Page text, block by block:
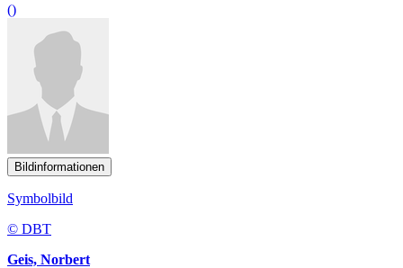
()
Bildinformationen
Symbolbild
© DBT
Geis, Norbert